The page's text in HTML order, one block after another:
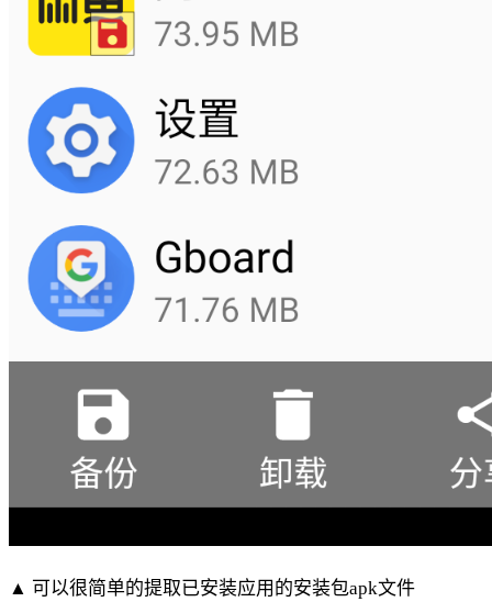
▲ 可以很简单的提取已安装应用的安装包apk文件